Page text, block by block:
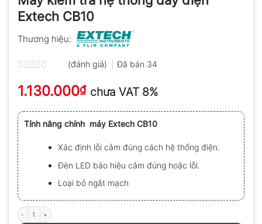
Extech CB10
Thương hiệu:
xếp
hạng
5
sao
(đánh giá) Đã bán 34
1.130.000₫ chưa VAT 8%
Tính năng chính máy Extech CB10
Xác định lỗi cắm đúng cách hệ thống điện.
Đèn LED báo hiệu cắm đúng hoặc lỗi.
Loại bỏ ngắt mạch
Máy kiểm tra hệ thống dây điện Extech CB10 số lượng